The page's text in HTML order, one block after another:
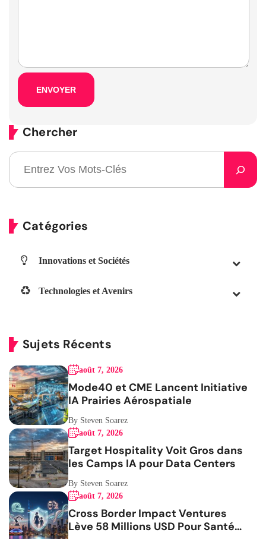
Chercher
Catégories
Innovations et Sociétés
Technologies et Avenirs
Sujets Récents
août 7, 2026
Mode40 et CME Lancent Initiative
IA Prairies Aérospatiale
By Steven Soarez
août 7, 2026
Target Hospitality Voit Gros dans
les Camps IA pour Data Centers
By Steven Soarez
août 7, 2026
Cross Border Impact Ventures
Lève 58 Millions USD Pour Santé